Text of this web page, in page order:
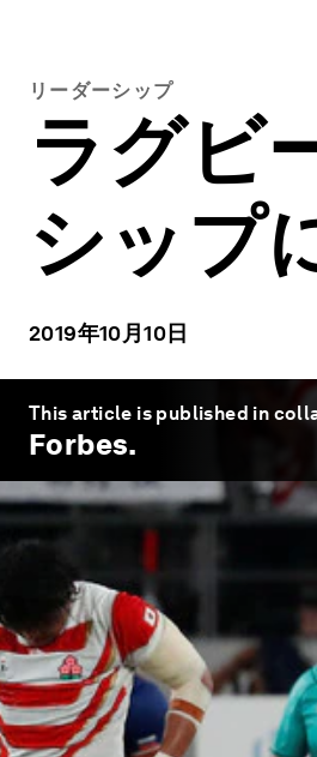
リーダーシップ
ラグビ
シップ
2019年10月10日
This article is published in
Forbes.